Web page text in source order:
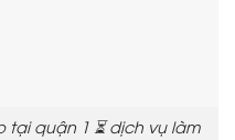
tại quận 1 ⏳ dịch vụ làm